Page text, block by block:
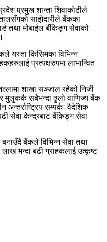
प्र्रमुख शान्ता शिवाकोटीले
साझेदारीले बैंकका
तथा मोबाईल बैंकिङ्ग सेवाको
यस्ता किसिमका विभिन्न
प्रत्यक्षरुपमा लाभान्वित
शाखा सञ्जाल रहेको निजी
मुलुककै सबैभन्दा ठुलो वाणिज्य बैंक
सम्पर्क÷वैदेशिक
सेवा केन्द्रबाट बैंकिङ्ग सेवा
बैंकले विभिन्न सेवा तथा
भन्दा बढी ग्राहकलाई उत्कृष्ट